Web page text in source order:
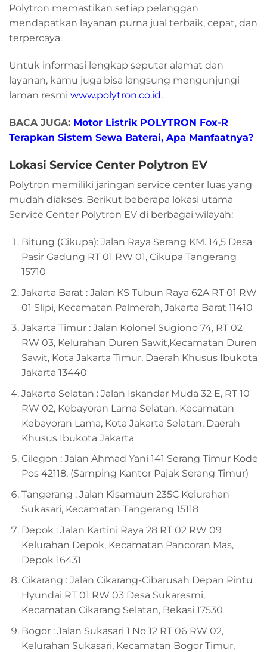
Polytron memastikan setiap pelanggan
mendapatkan layanan purna jual terbaik, cepat, dan
terpercaya.
Untuk informasi lengkap seputar alamat dan
layanan, kamu juga bisa langsung mengunjungi
laman resmi www.polytron.co.id.
BACA JUGA: Motor Listrik POLYTRON Fox-R
Terapkan Sistem Sewa Baterai, Apa Manfaatnya?
Lokasi Service Center Polytron EV
Polytron memiliki jaringan service center luas yang
mudah diakses. Berikut beberapa lokasi utama
Service Center Polytron EV di berbagai wilayah:
Bitung (Cikupa): Jalan Raya Serang KM. 14,5 Desa
Pasir Gadung RT 01 RW 01, Cikupa Tangerang
15710
Jakarta Barat : Jalan KS Tubun Raya 62A RT 01 RW
01 Slipi, Kecamatan Palmerah, Jakarta Barat 11410
Jakarta Timur : Jalan Kolonel Sugiono 74, RT 02
RW 03, Kelurahan Duren Sawit,Kecamatan Duren
Sawit, Kota Jakarta Timur, Daerah Khusus Ibukota
Jakarta 13440
Jakarta Selatan : Jalan Iskandar Muda 32 E, RT 10
RW 02, Kebayoran Lama Selatan, Kecamatan
Kebayoran Lama, Kota Jakarta Selatan, Daerah
Khusus Ibukota Jakarta
Cilegon : Jalan Ahmad Yani 141 Serang Timur Kode
Pos 42118, (Samping Kantor Pajak Serang Timur)
Tangerang : Jalan Kisamaun 235C Kelurahan
Sukasari, Kecamatan Tangerang 15118
Depok : Jalan Kartini Raya 28 RT 02 RW 09
Kelurahan Depok, Kecamatan Pancoran Mas,
Depok 16431
Cikarang : Jalan Cikarang-Cibarusah Depan Pintu
Hyundai RT 01 RW 03 Desa Sukaresmi,
Kecamatan Cikarang Selatan, Bekasi 17530
Bogor : Jalan Sukasari 1 No 12 RT 06 RW 02,
Kelurahan Sukasari, Kecamatan Bogor Timur,